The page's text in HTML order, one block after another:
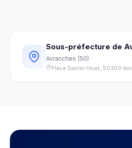
Sous-préfecture de
Avranches (50)
Place Daniel-Huet, 50300